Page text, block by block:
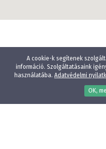
A cookie-k segítenek
információ. Szolgáltatásaink
használatába. Adatvédelmi
OK,